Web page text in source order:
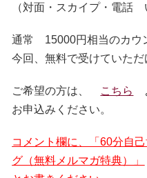
（対面・スカイプ・電話
通常 15000円相当のカウ
今回、無料で受けていただ
ご希望の方は、 こちら
お申込みください。
コメント欄に、「60分自
グ（無料メルマガ特典）」